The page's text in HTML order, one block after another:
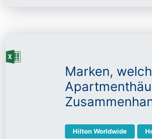
Marken,
Hilton Worldwide